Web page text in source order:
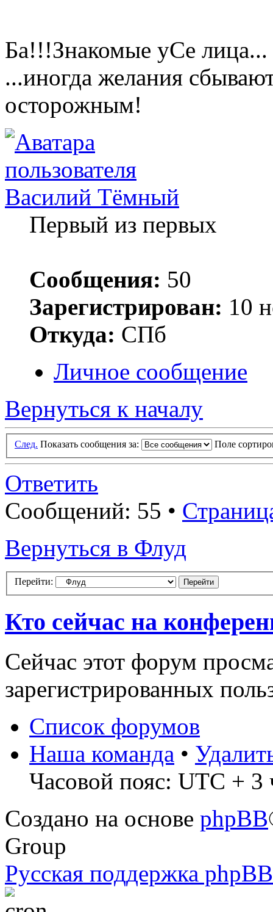
Ба!!!Знакомые уСе лица...
...иногда желания
осторожным!
Василий Тёмный
Первый из первых
Сообщения: 50
Зарегистрирован: 10
Откуда: СПб
Личное сообщение
Вернуться к началу
След. Показать сообщения за: Поле
Ответить
Сообщений: 55 •
Вернуться в Флуд
Перейти:
Кто сейчас на
Сейчас этот форум
зарегистрированных
Список форумов
Наша команда •
Часовой пояс: UTC + 3
Создано на основе phpBB
Group
Русская поддержка phpBB